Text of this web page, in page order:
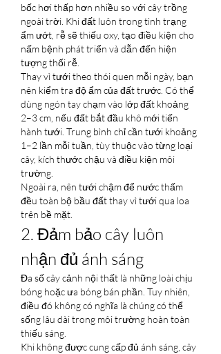
bốc hơi thấp hơn nhiều so với cây trồng
ngoài trời. Khi đất luôn trong tình trạng
ẩm ướt, rễ sẽ thiếu oxy, tạo điều kiện cho
nấm bệnh phát triển và dẫn đến hiện
tượng thối rễ.
Thay vì tưới theo thói quen mỗi ngày, bạn
nên kiểm tra độ ẩm của đất trước. Có thể
dùng ngón tay chạm vào lớp đất khoảng
2–3 cm, nếu đất bắt đầu khô mới tiến
hành tưới. Trung bình chỉ cần tưới khoảng
1–2 lần mỗi tuần, tùy thuộc vào từng loại
cây, kích thước chậu và điều kiện môi
trường.
Ngoài ra, nên tưới chậm để nước thấm
đều toàn bộ bầu đất thay vì tưới qua loa
trên bề mặt.
2. Đảm bảo cây luôn
nhận đủ ánh sáng
Đa số cây cảnh nội thất là những loài chịu
bóng hoặc ưa bóng bán phần. Tuy nhiên,
điều đó không có nghĩa là chúng có thể
sống lâu dài trong môi trường hoàn toàn
thiếu sáng.
Khi không được cung cấp đủ ánh sáng, cây